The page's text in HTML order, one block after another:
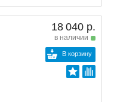
18 040 р.
в наличии
В корзину